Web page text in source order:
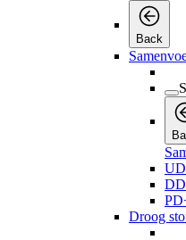
Back
Droog